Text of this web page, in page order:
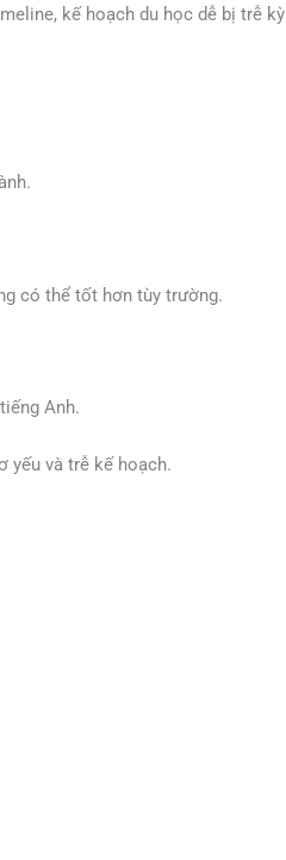
kế hoạch du học dễ bị trễ
có thể tốt hơn tùy trường.
Anh.
yếu và trễ kế hoạch.